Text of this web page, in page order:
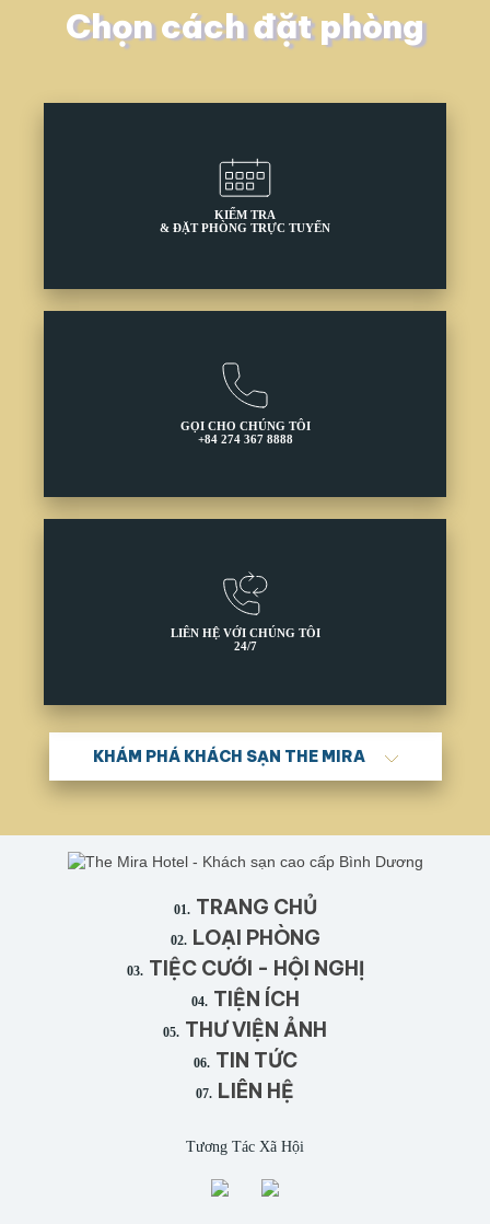
Chọn cách đặt phòng
KIỂM TRA
& ĐẶT PHÒNG TRỰC TUYẾN
GỌI CHO CHÚNG TÔI
+84 274 367 8888
LIÊN HỆ VỚI CHÚNG TÔI
24/7
KHÁM PHÁ KHÁCH SẠN THE MIRA
01. TRANG CHỦ
02. LOẠI PHÒNG
03. TIỆC CƯỚI - HỘI NGHỊ
04. TIỆN ÍCH
05. THƯ VIỆN ẢNH
06. TIN TỨC
07. LIÊN HỆ
Tương Tác Xã Hội